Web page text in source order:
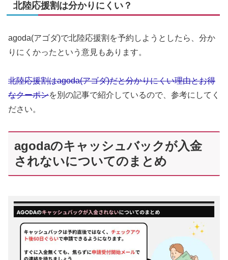
北陸応援割は分かりにくい？
agoda(アゴダ)で北陸応援割を予約しようとしたら、分か
りにくかったという意見もあります。
北陸応援割はagoda(アゴダ)だと分かりにくい理由とお得
なクーポンを別の記事で紹介しているので、参考にしてく
ださい。
agodaのキャッシュバックが入金
されないについてのまとめ